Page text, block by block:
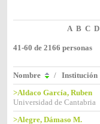
A B C D
41-60 de 2166 personas
Nombre / Institución
>Aldaco García, Ruben
Universidad de Cantabria
>Alegre, Dámaso M.